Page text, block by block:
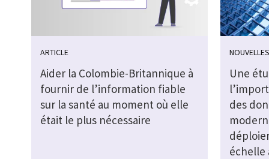
ARTICLE
Aider la Colombie-Britannique à
fournir de l’information fiable
sur la santé au moment où elle
était le plus nécessaire
Une
des
échelle